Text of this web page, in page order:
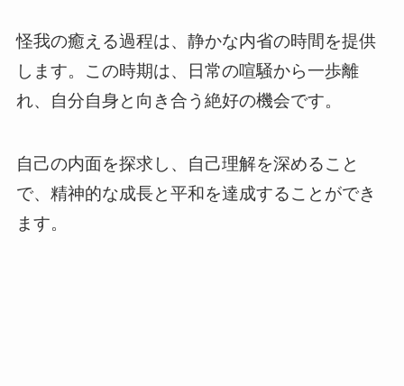
怪我の癒える過程は、静かな内省の時間を提供
します。この時期は、日常の喧騒から一歩離
れ、自分自身と向き合う絶好の機会です。
自己の内面を探求し、自己理解を深めること
で、精神的な成長と平和を達成することができ
ます。